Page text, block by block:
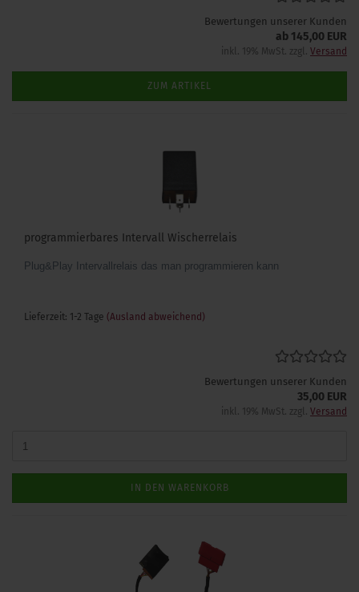
Bewertungen unserer Kunden
ab 145,00 EUR
inkl. 19% MwSt. zzgl. Versand
ZUM ARTIKEL
programmierbares Intervall Wischerrelais
Plug&Play Intervallrelais das man programmieren kann
Lieferzeit: 1-2 Tage (Ausland abweichend)
Bewertungen unserer Kunden
35,00 EUR
inkl. 19% MwSt. zzgl. Versand
IN DEN WARENKORB